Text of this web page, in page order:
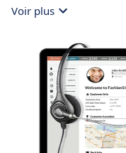
Voir plus